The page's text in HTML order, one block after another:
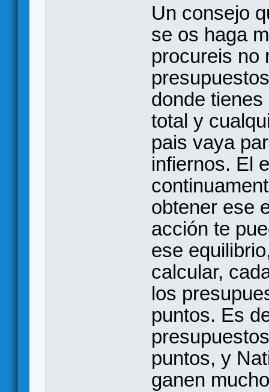
Un consejo
se os haga
procureis no
donde
total y
pais vaya
infiernos. El
obtener ese
acción te
ese
calcular,
los
puntos. Es
puntos, y
ganen